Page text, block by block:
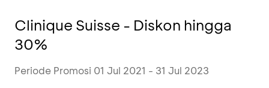
Clinique Suisse - Diskon hingga
30%
Periode Promosi 01 Jul 2021 - 31 Jul 2023